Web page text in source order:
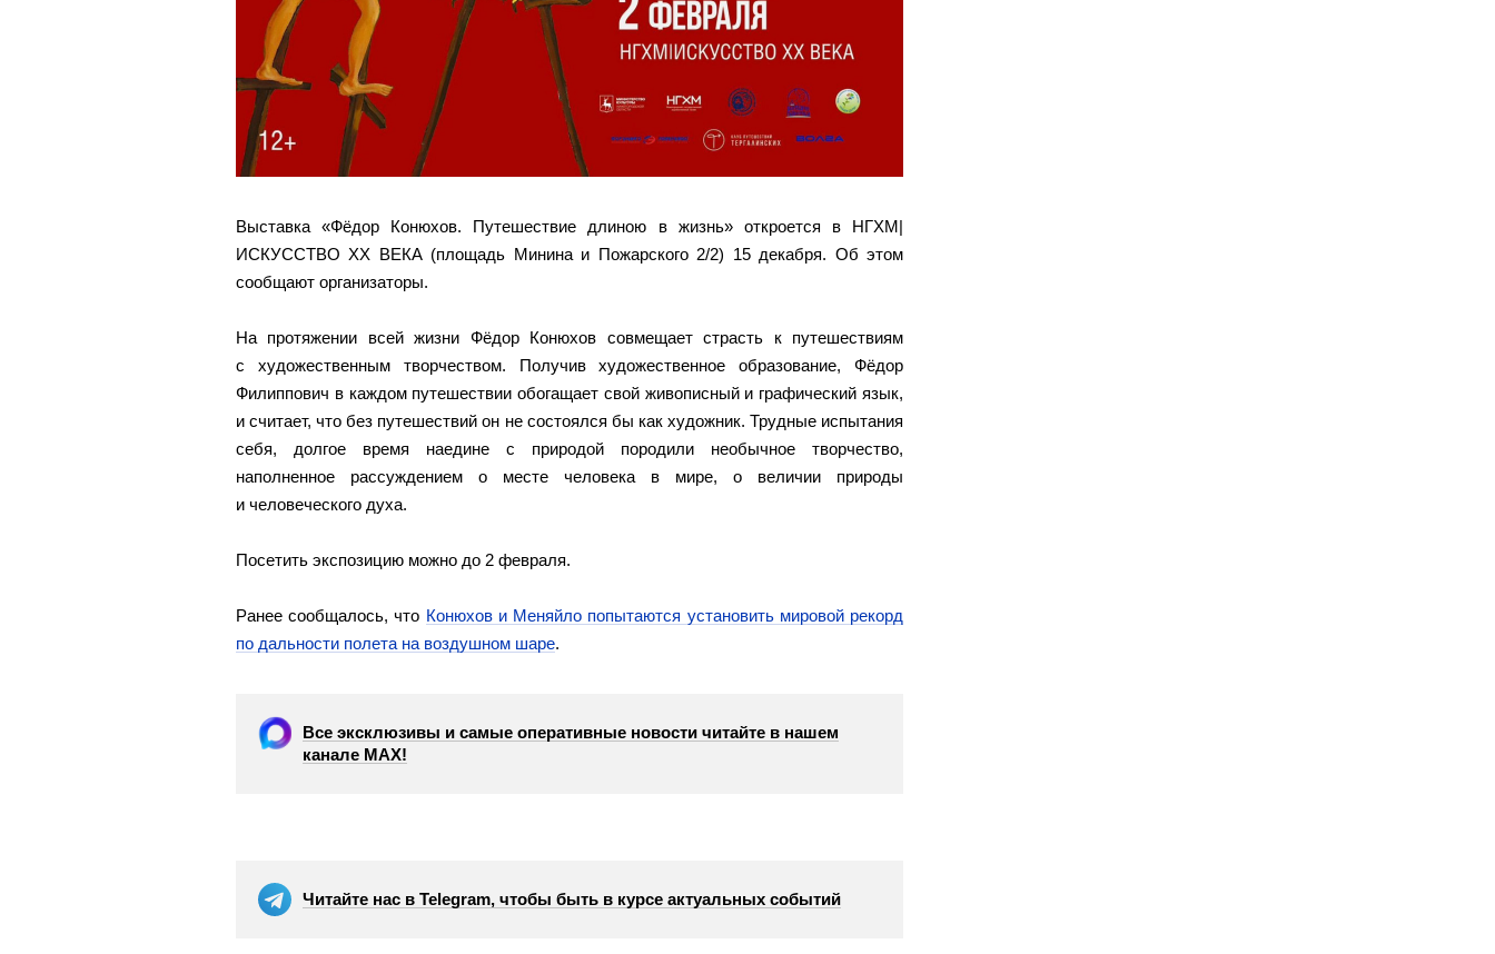
Выставка «Фёдор Конюхов. Путешествие длиною в жизнь» откроется в НГХМ|
ИСКУССТВО XX ВЕКА (площадь Минина и Пожарского 2/2) 15 декабря. Об этом
сообщают организаторы.
На протяжении всей жизни Фёдор Конюхов совмещает страсть к путешествиям
с художественным творчеством. Получив художественное образование, Фёдор
Филиппович в каждом путешествии обогащает свой живописный и графический язык,
и считает, что без путешествий он не состоялся бы как художник. Трудные испытания
себя, долгое время наедине с природой породили необычное творчество,
наполненное рассуждением о месте человека в мире, о величии природы
и человеческого духа.
Посетить экспозицию можно до 2 февраля.
Ранее сообщалось, что Конюхов и Меняйло попытаются установить мировой рекорд
по дальности полета на воздушном шаре.
Все эксклюзивы и самые оперативные новости читайте в нашем
канале МАХ!
Читайте нас в Telegram, чтобы быть в курсе актуальных событий